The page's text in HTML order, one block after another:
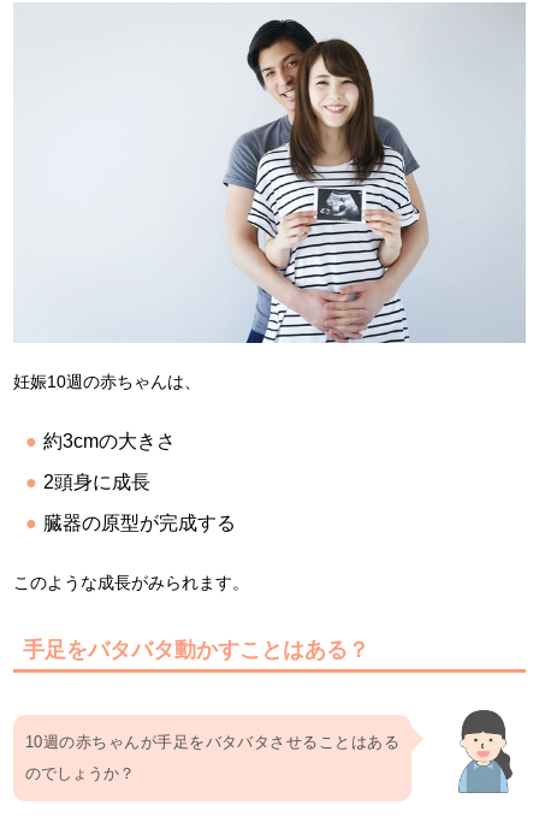
妊娠10週の赤ちゃんは、
約3cmの大きさ
2頭身に成長
臓器の原型が完成する
このような成長がみられます。
手足をバタバタ動かすことはある？
10週の赤ちゃんが手足をバタバタさせることはある
のでしょうか？